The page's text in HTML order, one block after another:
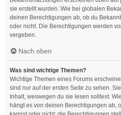
sie erstellt wurden. Wie bei globalen
deinen Berechtigungen ab, ob du
oder nicht. Die Berechtigungen werden
vergeben.
Nach oben
Was sind wichtige Themen?
Wichtige Themen eines Forums
sind nur auf der ersten Seite zu sehen.
Inhalt, weswegen du sie lesen solltest.
hängt es von deinen Berechtigungen ab,